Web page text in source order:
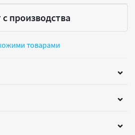
производства
товарами